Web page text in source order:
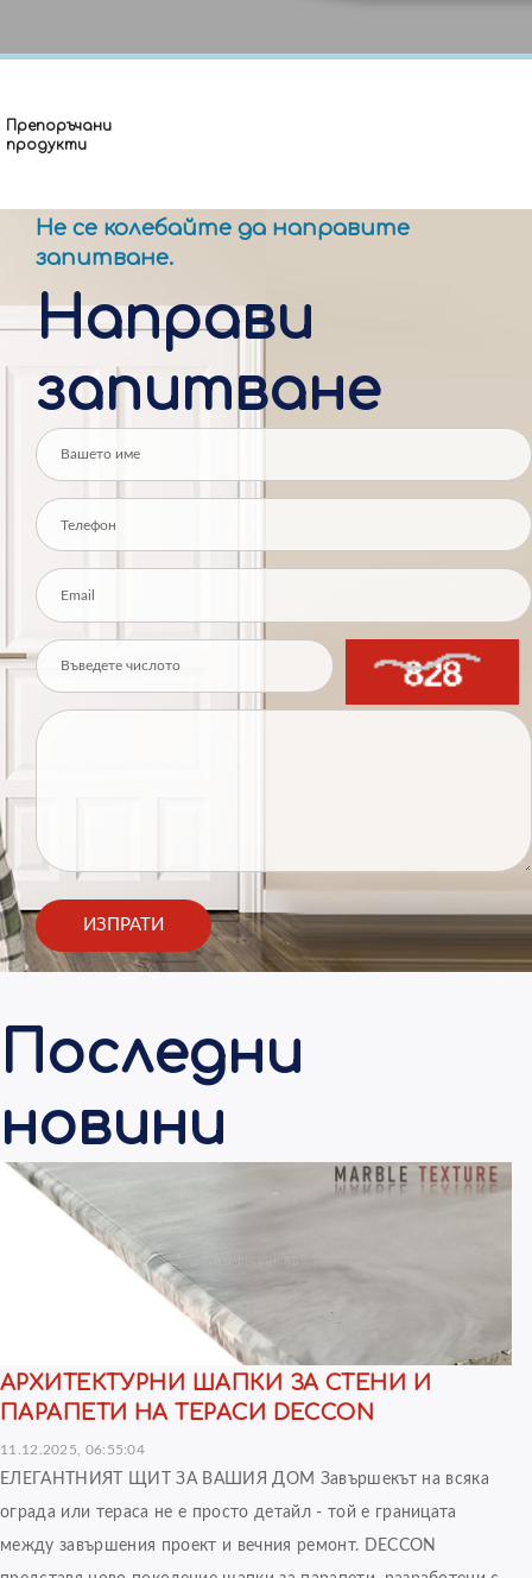
Изпрати запитване
Препоръчани
продукти
Не се колебайте да направите
запитване.
Направи
запитване
Последни
новини
АРХИТЕКТУРНИ ШАПКИ ЗА СТЕНИ И
ПАРАПЕТИ НА ТЕРАСИ DECCON
11.12.2025, 06:55:04
ЕЛЕГАНТНИЯТ ЩИТ ЗА ВАШИЯ ДОМ Завършекът на всяка
ограда или тераса не е просто детайл - той е границата
между завършения проект и вечния ремонт. DECCON